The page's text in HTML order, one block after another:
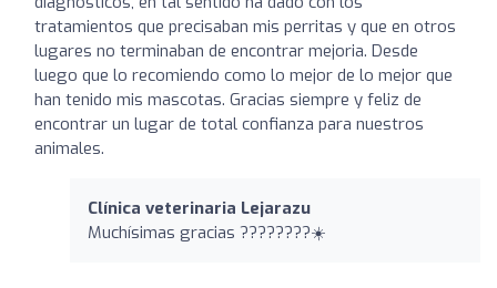
tratamientos que precisaban mis perritas y que en otros
lugares no terminaban de encontrar mejoria. Desde
luego que lo recomiendo como lo mejor de lo mejor que
han tenido mis mascotas. Gracias siempre y feliz de
encontrar un lugar de total confianza para nuestros
animales.
Clínica veterinaria Lejarazu
Muchísimas gracias ????????☀️